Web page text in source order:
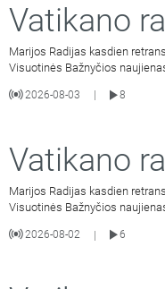
Vatikano
Marijos Radijas kasdien
Visuotinės Bažnyčios
2026-08-03
8
Vatikano
Marijos Radijas kasdien
Visuotinės Bažnyčios
2026-08-02 |
6